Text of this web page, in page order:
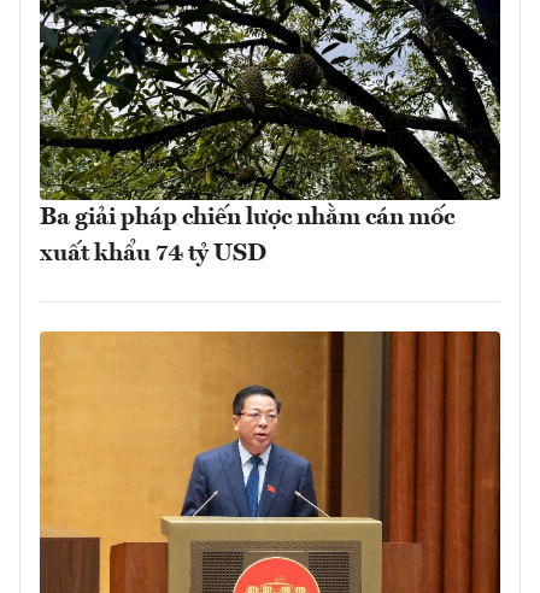
Ba giải pháp chiến lược nhằm cán mốc
xuất khẩu 74 tỷ USD